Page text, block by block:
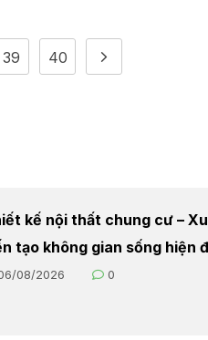
39 40
kế nội thất chung cư –
tạo không gian sống hiện
08/2026 0